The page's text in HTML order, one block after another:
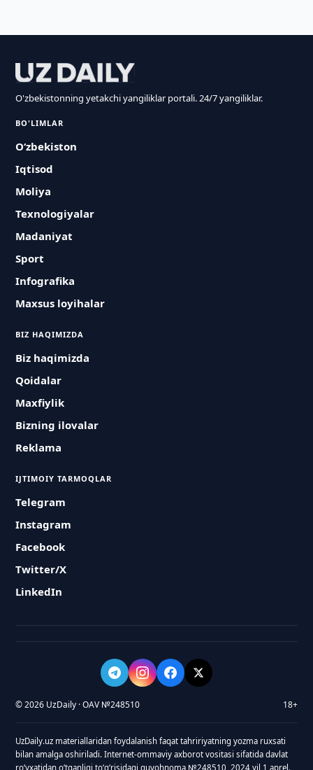
O'zbekistonning yetakchi yangiliklar portali. 24/7 yangiliklar.
BO'LIMLAR
O‘zbekiston
Iqtisod
Moliya
Texnologiyalar
Madaniyat
Sport
Infografika
Maxsus loyihalar
BIZ HAQIMIZDA
Biz haqimizda
Qoidalar
Maxfiylik
Bizning ilovalar
Reklama
IJTIMOIY TARMOQLAR
Telegram
Instagram
Facebook
Twitter/X
LinkedIn
© 2026 UzDaily · OAV №248510 18+
UzDaily.uz materiallaridan foydalanish faqat tahririyatning yozma ruxsati
bilan amalga oshiriladi. Internet-ommaviy axborot vositasi sifatida davlat
roʻyxatidan oʻtganligi toʻgʻrisidagi guvohnoma №248510, 2024 yil 1 aprel.